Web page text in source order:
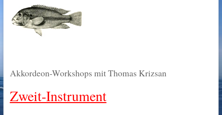
Akkordeon-Workshops mit Thomas Krizsan
Zweit-Instrument